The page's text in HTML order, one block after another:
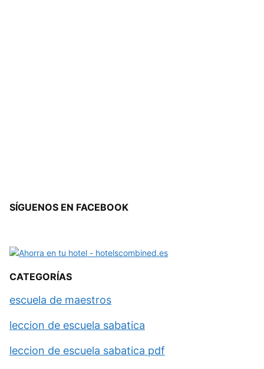
SÍGUENOS EN FACEBOOK
CATEGORÍAS
escuela de maestros
leccion de escuela sabatica
leccion de escuela sabatica pdf